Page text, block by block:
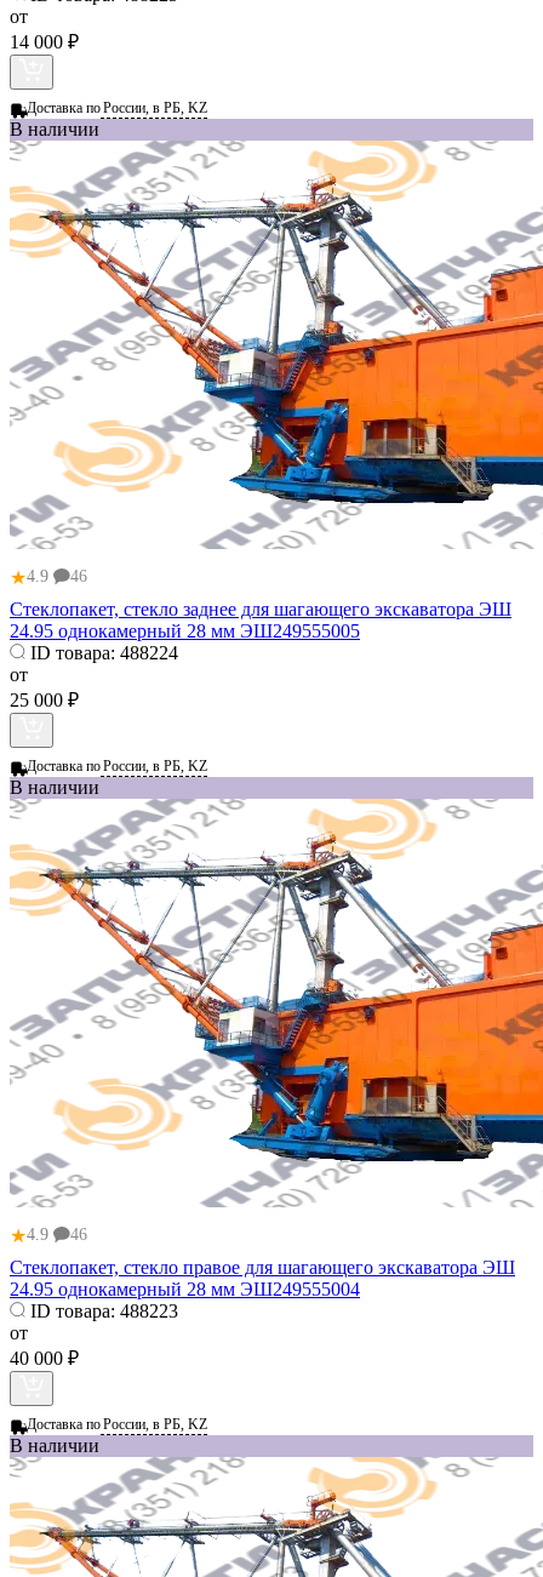
от
14 000 ₽
Доставка поРоссии, в РБ, KZ
В наличии
★4.9 46
Стеклопакет, стекло заднее для шагающего экскаватора ЭШ
24.95 однокамерный 28 мм ЭШ249555005
ID товара: 488224
от
25 000 ₽
Доставка поРоссии, в РБ, KZ
В наличии
★4.9 46
Стеклопакет, стекло правое для шагающего экскаватора ЭШ
24.95 однокамерный 28 мм ЭШ249555004
ID товара: 488223
от
40 000 ₽
Доставка поРоссии, в РБ, KZ
В наличии